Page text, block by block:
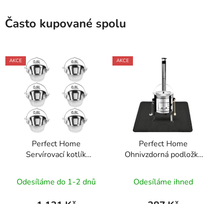
Často kupované spolu
AKCE
Perfect Home
Servírovací kotlík
12141
Odesíláme do 1-2 dnů
AKCE
Perfect Home
Ohnivzdorná podložka
černá, 73561
Odesíláme ihned